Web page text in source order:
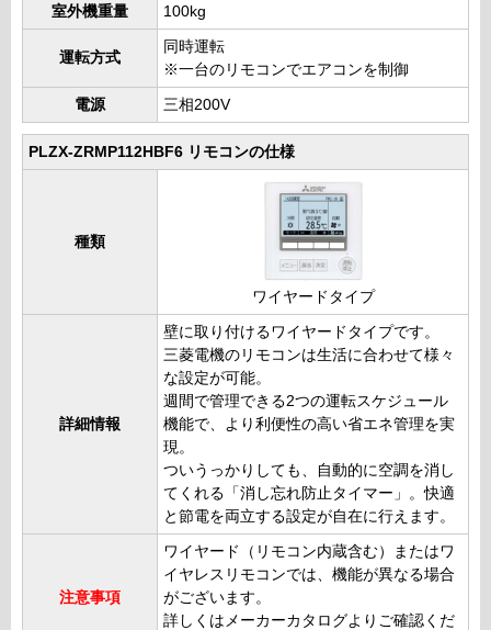
室外機重量 100kg
運転方式
同時運転
※一台のリモコンでエアコンを制御
電源 三相200V
PLZX-ZRMP112HBF6 リモコンの仕様
種類
ワイヤードタイプ
詳細情報
壁に取り付けるワイヤードタイプです。
三菱電機のリモコンは生活に合わせて様々
な設定が可能。
週間で管理できる2つの運転スケジュール
機能で、より利便性の高い省エネ管理を実
現。
ついうっかりしても、自動的に空調を消し
てくれる「消し忘れ防止タイマー」。快適
と節電を両立する設定が自在に行えます。
注意事項
ワイヤード（リモコン内蔵含む）またはワ
イヤレスリモコンでは、機能が異なる場合
がございます。
詳しくはメーカーカタログよりご確認くだ